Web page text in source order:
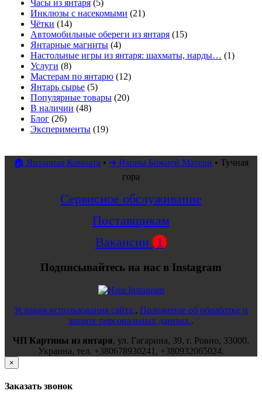
Часы из янтаря (5)
Инклюзы с насекомыми (21)
Чётки (14)
Автомобильные обереги из янтаря (15)
Янтарные магниты (4)
Настольные игры из янтаря: шахматы, нарды… (1)
Услуги (8)
Мастерам по янтарю (12)
Янтарь сырье (5)
Популярные товары (20)
В наличии (48)
Блог (26)
Эксперименты (19)
🏠 Янтарная Комната • ➜ Иконы Божией Матери • Тучная
гора
Сервисное обслуживание
Поставщикам
Вакансии 1
Подписывайтесь на нас в Instagram
Условия использования сайта,, Положение об обработке и
защите персональных данных..
ЧП Картины из янтаря, ул. Гагарина, 39, г. Ровно, 33000,
Украина, тел. +380678930241 , +380932065024.
×
Заказать звонок